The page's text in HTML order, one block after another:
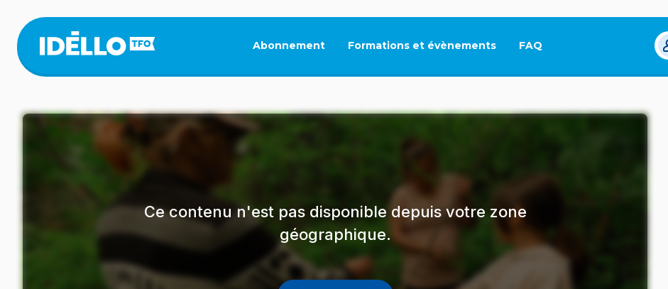
contenu
principal
Abonnement Formations et évènements FAQ
Ce lien s'ouvrira dans un
Ce contenu n'est pas disponible depuis votre zone
géographique.